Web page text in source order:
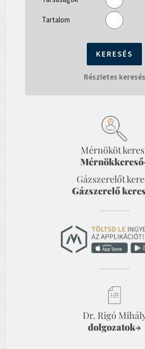
Tartalom
Részletes keresés
Mérnököt
Mérnökkereső
Gázszerelőt
Gázszerelő
Dr. Rigó
dolgozatok→